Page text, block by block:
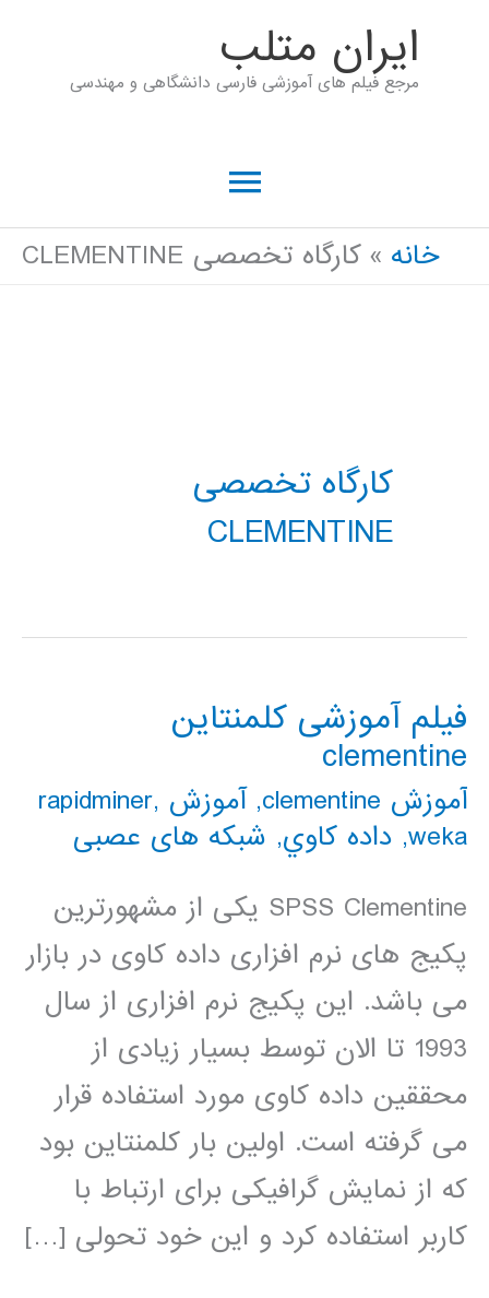
ايران متلب
مرجع فیلم های آموزشی فارسی دانشگاهی و مهندسی
فهرست
اصلی
خانه کارگاه تخصصی CLEMENTINE
کارگاه تخصصی
CLEMENTINE
فیلم آموزشی کلمنتاین
clementine
آموزش clementine ,آموزش rapidminer ,
weka
, داده كاوي, شبکه های عصبی
SPSS Clementine یکی از مشهورترین
پکیج های نرم افزاری داده کاوی در بازار
می باشد. این پکیج نرم افزاری از سال
1993 تا الان توسط بسیار زیادی از
محققین داده کاوی مورد استفاده قرار
می گرفته است. اولین بار کلمنتاین بود
که از نمایش گرافیکی برای ارتباط با
کاربر استفاده کرد و این خود تحولی […]